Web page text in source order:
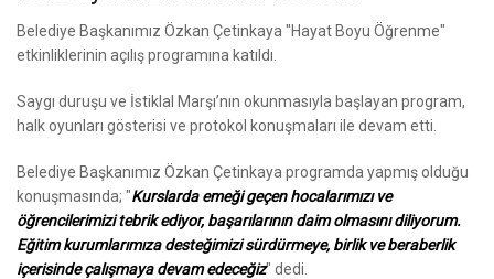
Belediye Başkanımız Özkan Çetinkaya "Hayat Boyu Öğrenme"
etkinliklerinin açılış programına katıldı.
Saygı duruşu ve İstiklal Marşı’nın okunmasıyla başlayan program,
halk oyunları gösterisi ve protokol konuşmaları ile devam etti.
Belediye Başkanımız Özkan Çetinkaya programda yapmış olduğu
konuşmasında; "Kurslarda emeği geçen hocalarımızı ve
öğrencilerimizi tebrik ediyor, başarılarının daim olmasını diliyorum.
Eğitim kurumlarımıza desteğimizi sürdürmeye, birlik ve beraberlik
içerisinde çalışmaya devam edeceğiz" dedi.